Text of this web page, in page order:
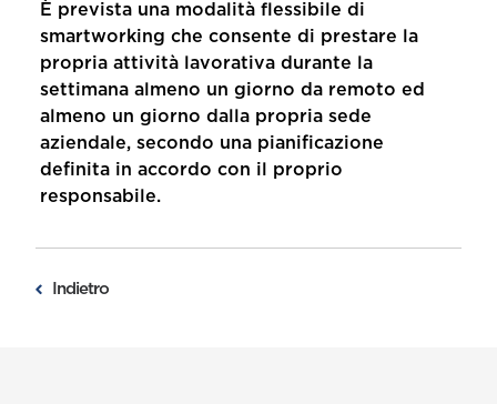
È prevista una modalità flessibile di
smartworking che consente di prestare la
propria attività lavorativa durante la
settimana almeno un giorno da remoto ed
almeno un giorno dalla propria sede
aziendale, secondo una pianificazione
definita in accordo con il proprio
responsabile.
Indietro